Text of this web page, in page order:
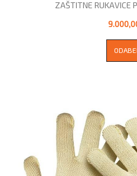
ZAŠTITNE RUKAVICE